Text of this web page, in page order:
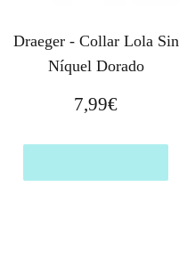
Draeger - Collar Lola Sin
Níquel Dorado
7,99€